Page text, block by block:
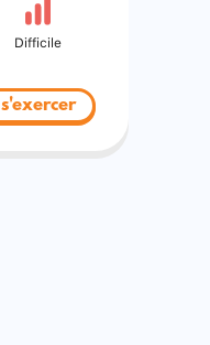
Difficile
s'exercer